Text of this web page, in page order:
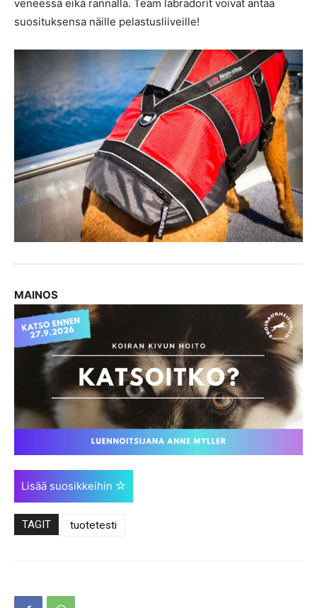
veneessä eikä rannalla. Team labradorit voivat antaa
suosituksensa näille pelastusliiveille!
MAINOS
Lisää suosikkeihin
TAGIT tuotetesti